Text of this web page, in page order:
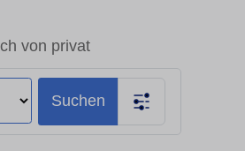
von privat
Suchen